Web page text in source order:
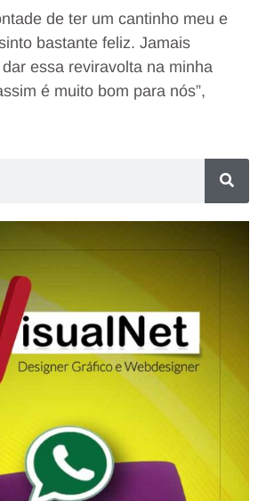
de ter um cantinho meu e
bastante feliz. Jamais
essa reviravolta na minha
é muito bom para nós”,